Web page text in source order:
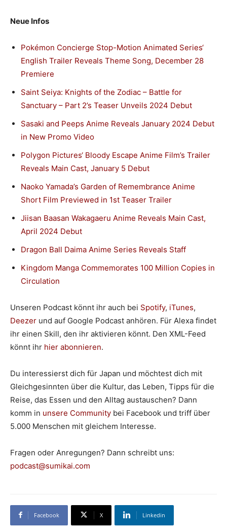
Neue Infos
Pokémon Concierge Stop-Motion Animated Series‘
English Trailer Reveals Theme Song, December 28
Premiere
Saint Seiya: Knights of the Zodiac – Battle for
Sanctuary – Part 2’s Teaser Unveils 2024 Debut
Sasaki and Peeps Anime Reveals January 2024 Debut
in New Promo Video
Polygon Pictures‘ Bloody Escape Anime Film’s Trailer
Reveals Main Cast, January 5 Debut
Naoko Yamada’s Garden of Remembrance Anime
Short Film Previewed in 1st Teaser Trailer
Jiisan Baasan Wakagaeru Anime Reveals Main Cast,
April 2024 Debut
Dragon Ball Daima Anime Series Reveals Staff
Kingdom Manga Commemorates 100 Million Copies in
Circulation
Unseren Podcast könnt ihr auch bei Spotify, iTunes,
Deezer und auf Google Podcast anhören. Für Alexa findet
ihr einen Skill, den ihr aktivieren könnt. Den XML-Feed
könnt ihr hier abonnieren.
Du interessierst dich für Japan und möchtest dich mit
Gleichgesinnten über die Kultur, das Leben, Tipps für die
Reise, das Essen und den Alltag austauschen? Dann
komm in unsere Community bei Facebook und triff über
5.000 Menschen mit gleichem Interesse.
Fragen oder Anregungen? Dann schreibt uns:
podcast@sumikai.com
Facebook X Linkedin